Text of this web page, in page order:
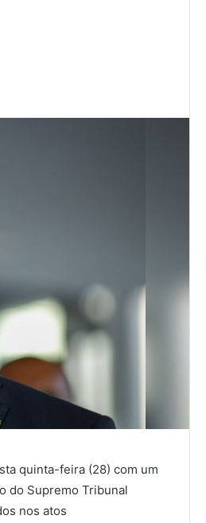
quinta-feira (28) com um
do Supremo Tribunal
nos atos